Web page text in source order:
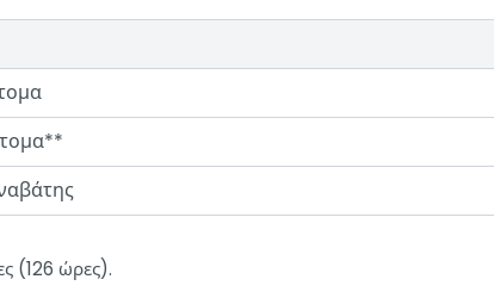
(126 ώρες).